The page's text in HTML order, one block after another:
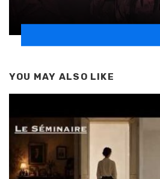
YOU MAY ALSO LIKE